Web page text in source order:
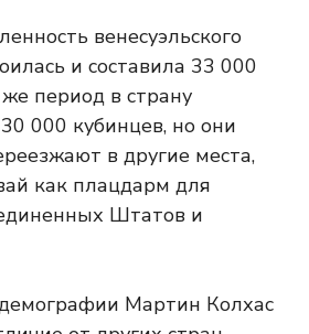
венесуэльского
и составила 33 000
период в страну
000 кубинцев, но они
в другие места,
как плацдарм для
Штатов и
Мартин Колхас